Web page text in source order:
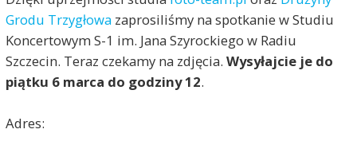
Grodu Trzygłowazaprosiliśmy na spotkanie w Studiu
Koncertowym S-1 im. Jana Szyrockiego w Radiu
Szczecin. Teraz czekamy na zdjęcia. Wysyłajcie je do
piątku 6 marca do godziny 12.
Adres: